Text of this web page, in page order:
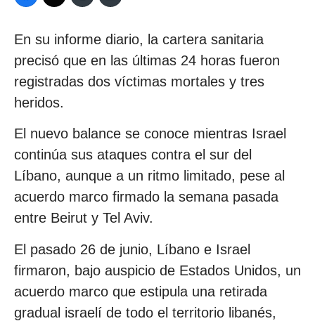
En su informe diario, la cartera sanitaria
precisó que en las últimas 24 horas fueron
registradas dos víctimas mortales y tres
heridos.
El nuevo balance se conoce mientras Israel
continúa sus ataques contra el sur del
Líbano, aunque a un ritmo limitado, pese al
acuerdo marco firmado la semana pasada
entre Beirut y Tel Aviv.
El pasado 26 de junio, Líbano e Israel
firmaron, bajo auspicio de Estados Unidos, un
acuerdo marco que estipula una retirada
gradual israelí de todo el territorio libanés,